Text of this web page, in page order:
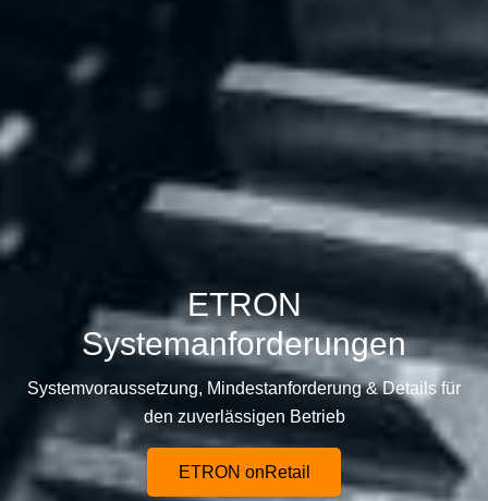
ETRON
Systemanforderungen
Systemvoraussetzung, Mindestanforderung & Details für
den zuverlässigen Betrieb
ETRON onRetail